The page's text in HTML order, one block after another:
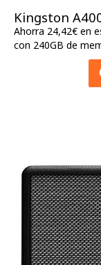
Kingston
Ahorra 24,42€ en
con 240GB de